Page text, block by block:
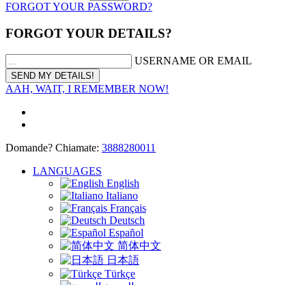
FORGOT YOUR PASSWORD?
FORGOT YOUR DETAILS?
USERNAME OR EMAIL
AAH, WAIT, I REMEMBER NOW!
Domande? Chiamate: 3888280011
LANGUAGES
English
Italiano
Français
Deutsch
Español
简体中文
日本語
Türkçe